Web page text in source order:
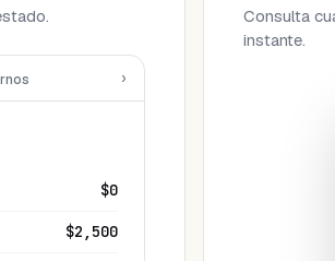
›
$0
$2,500
Consulta
instante.